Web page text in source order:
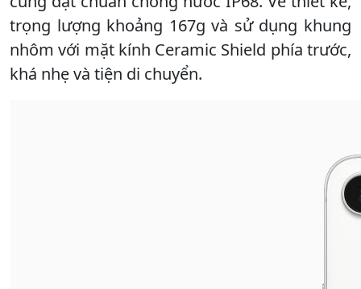
trọng lượng khoảng 167g và sử dụng khung
nhôm với mặt kính Ceramic Shield phía trước,
khá nhẹ và tiện di chuyển.